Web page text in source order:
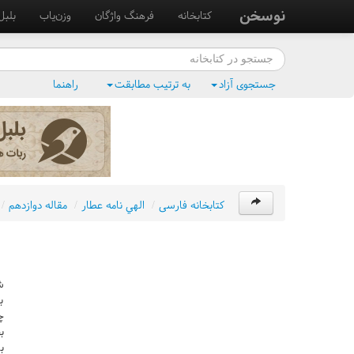
نوسخن کتابخانه فرهنگ واژگان وزن‌یاب
جستجوی آزاد به ترتیب مطابقت راهنما
کتابخانه فارسی / الهي نامه عطار / مقاله دوازدهم /